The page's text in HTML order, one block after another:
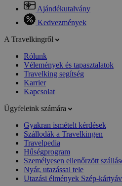
Ajándékutalvány
Kedvezmények
A Travelkingről
Rólunk
Vélemények és tapasztalatok
Travelking segítség
Karrier
Kapcsolat
Ügyfeleink számára
Gyakran ismételt kérdések
Szállodák a Travelkingen
Travelpedia
Hűségprogram
Személyesen ellenőrzött
Nyár, utazással tele
Utazási élmények Szép-